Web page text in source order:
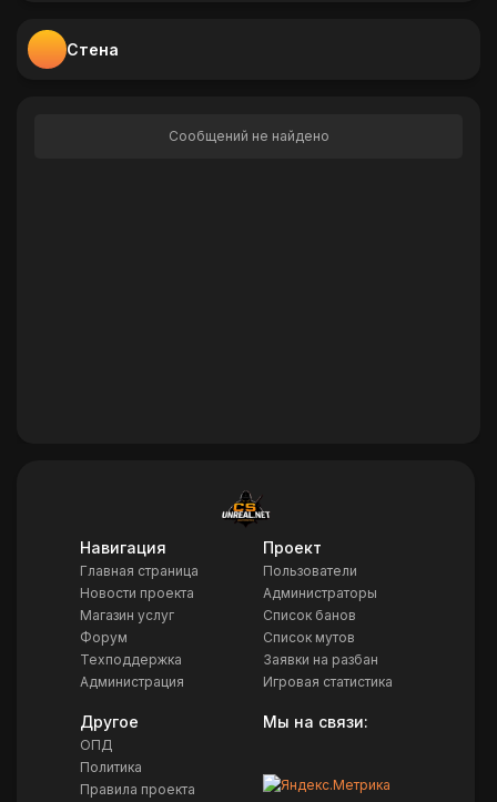
Стена
Сообщений не найдено
Навигация
Главная страница
Новости проекта
Магазин услуг
Форум
Техподдержка
Администрация
Проект
Пользователи
Администраторы
Список банов
Список мутов
Заявки на разбан
Игровая статистика
Другое
ОПД
Политика
Правила проекта
Мы на связи: